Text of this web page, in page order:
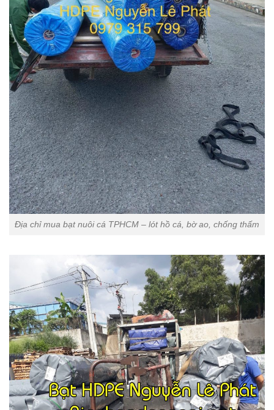
Địa chỉ mua bạt nuôi cá TPHCM – lót hồ cá, bờ ao, chống thấm